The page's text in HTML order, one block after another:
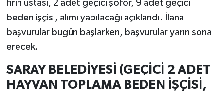
fırın ustası, 2 adet geçici şoför, 9 adet geçici
beden işçisi, alımı yapılacağı açıklandı. İlana
başvurular bugün başlarken, başvurular yarın sona
erecek.
SARAY BELEDİYESİ (GEÇİCİ 2 ADET
HAYVAN TOPLAMA BEDEN İŞÇİSİ,